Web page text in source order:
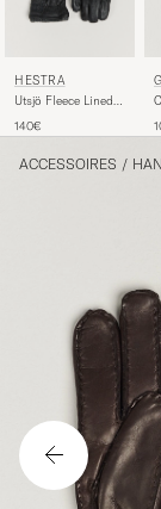
HESTRA
Utsjö Fleece Lined
Glove Black
140€
ACCESSOIRES /